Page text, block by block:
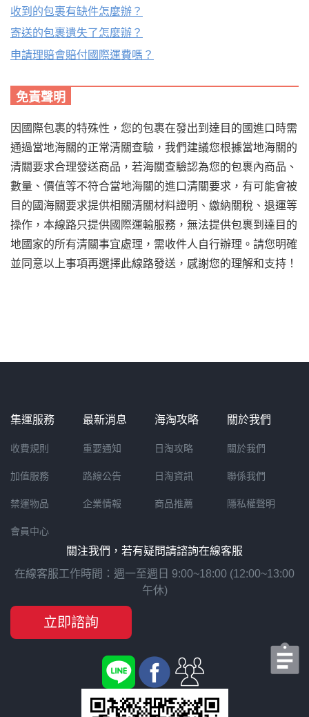
收到的包裹有缺件怎麼辦？
寄送的包裹遺失了怎麼辦？
申請理賠會賠付國際運費嗎？
免責聲明
因國際包裹的特殊性，您的包裹在發出到達目的國進口時需
通過當地海關的正常清關查驗，我們建議您根據當地海關的
清關要求合理發送商品，若海關查驗認為您的包裹內商品、
數量、價值等不符合當地海關的進口清關要求，有可能會被
目的國海關要求提供相關清關材料證明、繳納關稅、退運等
操作，本線路只提供國際運輸服務，無法提供包裹到達目的
地國家的所有清關事宜處理，需收件人自行辦理。請您明確
並同意以上事項再選擇此線路發送，感謝您的理解和支持！
集運服務
收費規則
加值服務
禁運物品
會員中心
最新消息
重要通知
路線公告
企業情報
海淘攻略
日淘攻略
日淘資訊
商品推薦
關於我們
關於我們
聯係我們
隱私權聲明
關注我們，若有疑問請諮詢在線客服
在線客服工作時間：週一至週日 9:00~18:00 (12:00~13:00
午休)
立即諮詢